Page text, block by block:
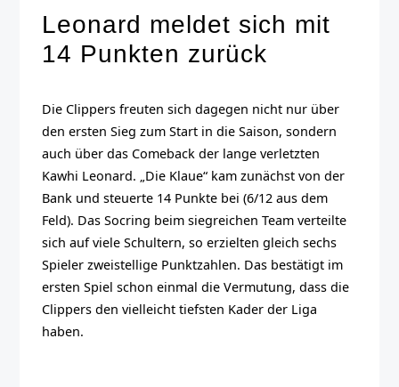
Leonard meldet sich mit
14 Punkten zurück
Die Clippers freuten sich dagegen nicht nur über
den ersten Sieg zum Start in die Saison, sondern
auch über das Comeback der lange verletzten
Kawhi Leonard. „Die Klaue“ kam zunächst von der
Bank und steuerte 14 Punkte bei (6/12 aus dem
Feld). Das Socring beim siegreichen Team verteilte
sich auf viele Schultern, so erzielten gleich sechs
Spieler zweistellige Punktzahlen. Das bestätigt im
ersten Spiel schon einmal die Vermutung, dass die
Clippers den vielleicht tiefsten Kader der Liga
haben.